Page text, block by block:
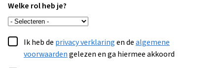
Welke rol heb je?
Ik heb de privacy verklaringen dealgemene
voorwaardengelezen en ga hiermee akkoord